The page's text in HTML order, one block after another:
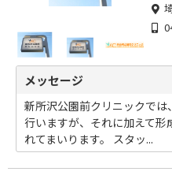
メッセージ
新所沢公園前クリニックで
行いますが、それに加えて
れてまいります。 スタッ...